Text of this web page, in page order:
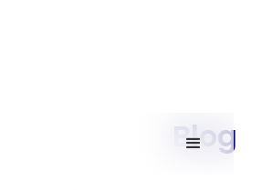
Blog